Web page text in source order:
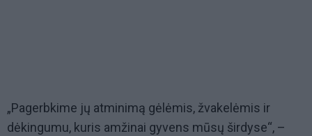
„Pagerbkime jų atminimą gėlėmis, žvakelėmis ir
dėkingumu, kuris amžinai gyvens mūsų širdyse“, –